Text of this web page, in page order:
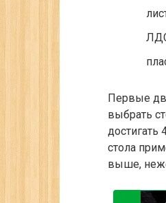
Первые
выбрать
достигать
стола
выше,